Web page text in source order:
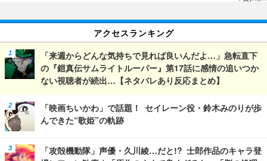
アクセスランキング
「来週からどんな気持ちで見れば良いんだよ…」急転直下
の『鎧真伝サムライトルーパー』第17話に感情の追いつか
ない視聴者が続出…【ネタバレあり反応まとめ】
「映画ちいかわ」で話題！ セイレーン役・鈴木みのりが歩
んできた“歌姫”の軌跡
「攻殻機動隊」声優・久川綾…だと!? 士郎作品のキャラ登